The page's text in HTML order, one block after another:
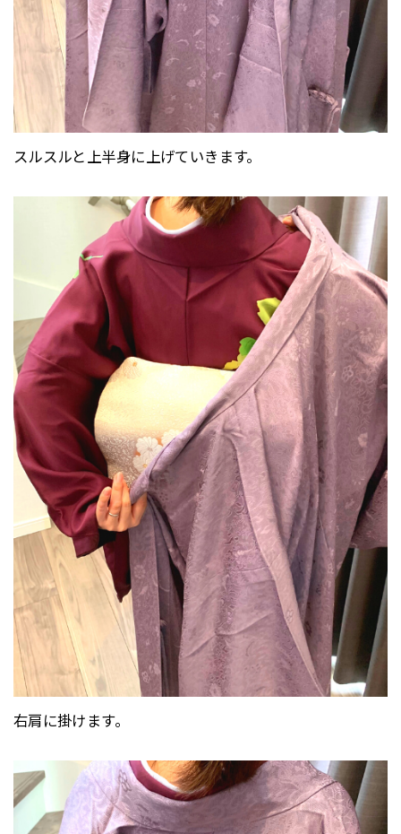
スルスルと上半身に上げていきます。
右肩に掛けます。